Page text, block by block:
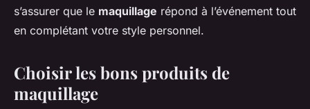
s’assurer que le maquillage répond à l’événement tout
en complétant votre style personnel.
Choisir les bons produits de
maquillage